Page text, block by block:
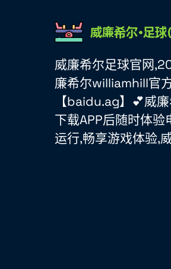
威廉希尔足球官网
廉希尔williamhill官
【baidu.ag】💕威
下载APP后随时体
运行,畅享游戏体验,